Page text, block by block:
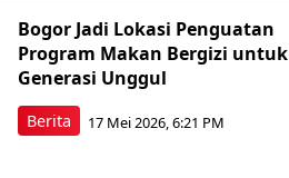
Berita
Bogor Jadi Lokasi Penguatan
Program Makan Bergizi untuk
Generasi Unggul
17 Mei 2026, 6:21 PM